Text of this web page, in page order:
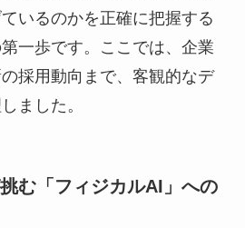
いるのかを正確に把握する
一歩です。ここでは、企業
採用動向まで、客観的なデ
ました。
む「フィジカルAI」への